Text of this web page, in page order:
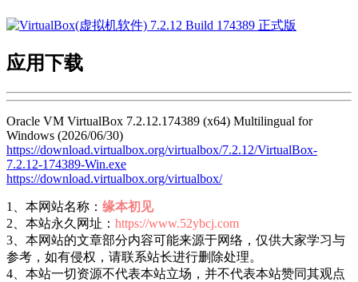
应用下载
Oracle VM VirtualBox 7.2.12.174389 (x64) Multilingual for
Windows (2026/06/30)
https://download.virtualbox.org/virtualbox/7.2.12/VirtualBox-
7.2.12-174389-Win.exe
https://download.virtualbox.org/virtualbox/
1、本网站名称： 缘本初见
2、本站永久网址： https://www.52ybcj.com
3、本网站的文章部分内容可能来源于网络，仅供大家学习与
参考，如有侵权，请联系站长进行删除处理。
4、本站一切资源不代表本站立场，并不代表本站赞同其观点